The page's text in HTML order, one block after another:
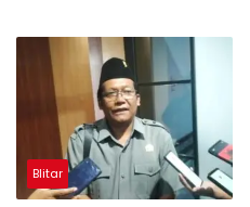
Blitar